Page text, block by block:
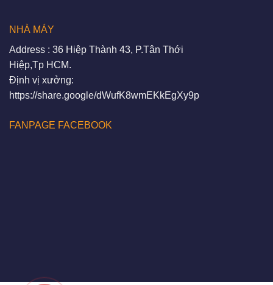
NHÀ MÁY
Address : 36 Hiệp Thành 43, P.Tân Thới
Hiệp,Tp HCM.
Định vị xưởng:
https://share.google/dWufK8wmEKkEgXy9p
FANPAGE FACEBOOK